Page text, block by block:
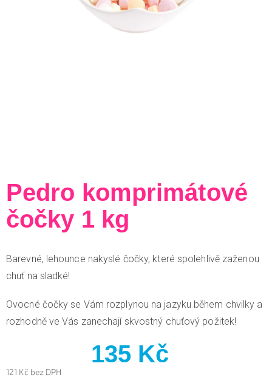
Pedro komprimátové
čočky 1 kg
Barevné, lehounce nakyslé čočky, které spolehlivě zaženou
chuť na sladké!
Ovocné čočky se Vám rozplynou na jazyku během chvilky a
rozhodně ve Vás zanechají skvostný chuťový požitek!
135 Kč
121 Kč bez DPH